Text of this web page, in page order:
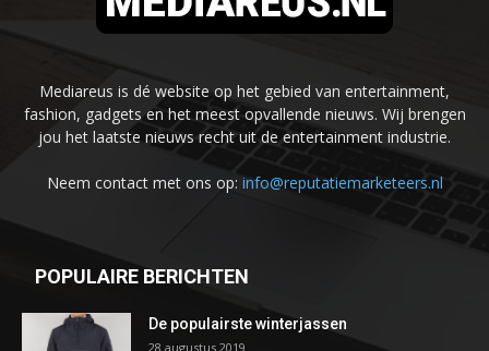
Mediareus is dé website op het gebied van entertainment,
fashion, gadgets en het meest opvallende nieuws. Wij brengen
jou het laatste nieuws recht uit de entertainment industrie.
Neem contact met ons op: info@reputatiemarketeers.nl
POPULAIRE BERICHTEN
De populairste winterjassen
28 augustus 2019